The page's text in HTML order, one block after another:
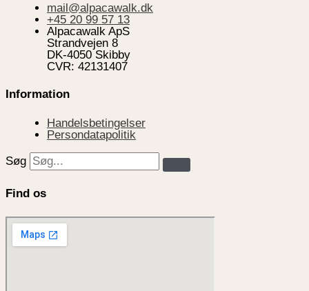
mail@alpacawalk.dk
+45 20 99 57 13
Alpacawalk ApS
Strandvejen 8
DK-4050 Skibby
CVR: 42131407
Information
Handelsbetingelser
Persondatapolitik
Søg
Find os